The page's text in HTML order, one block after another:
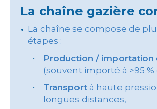
La chaîne gazière
La chaîne se compose de
étapes :
Production / importation
(souvent importé à >95 %
Transport à haute
longues distances,